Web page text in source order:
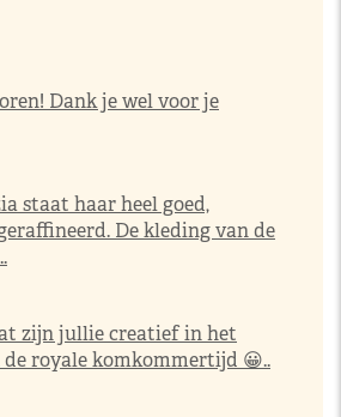
Dank je wel voor je
staat haar heel goed,
De kleding van de
zijn jullie creatief in het
royale komkommertijd 😀..